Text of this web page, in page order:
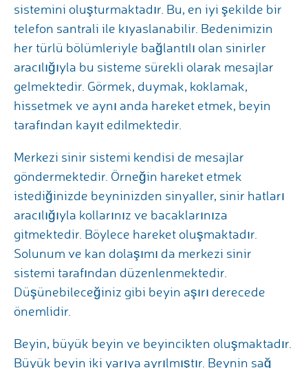
sistemini oluşturmaktadır. Bu, en iyi şekilde bir
telefon santrali ile kıyaslanabilir. Bedenimizin
her türlü bölümleriyle bağlantılı olan sinirler
aracılığıyla bu sisteme sürekli olarak mesajlar
gelmektedir. Görmek, duymak, koklamak,
hissetmek ve aynı anda hareket etmek, beyin
tarafından kayıt edilmektedir.
Merkezi sinir sistemi kendisi de mesajlar
göndermektedir. Örneğin hareket etmek
istediğinizde beyninizden sinyaller, sinir hatları
aracılığıyla kollarınız ve bacaklarınıza
gitmektedir. Böylece hareket oluşmaktadır.
Solunum ve kan dolaşımı da merkezi sinir
sistemi tarafından düzenlenmektedir.
Düşünebileceğiniz gibi beyin aşırı derecede
önemlidir.
Beyin, büyük beyin ve beyincikten oluşmaktadır.
Büyük beyin iki yarıya ayrılmıştır. Beynin sağ